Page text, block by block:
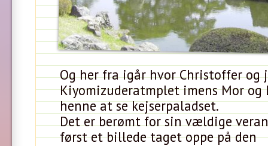
Og her fra igår hvor Christoffer og
Kiyomizuderatmplet imens Mor og
henne at se kejserpaladset.
Det er berømt for sin vældige
først et billede taget oppe på den